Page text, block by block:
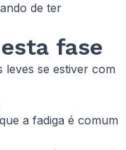
de ter
fase
leves se estiver com
a fadiga é comum